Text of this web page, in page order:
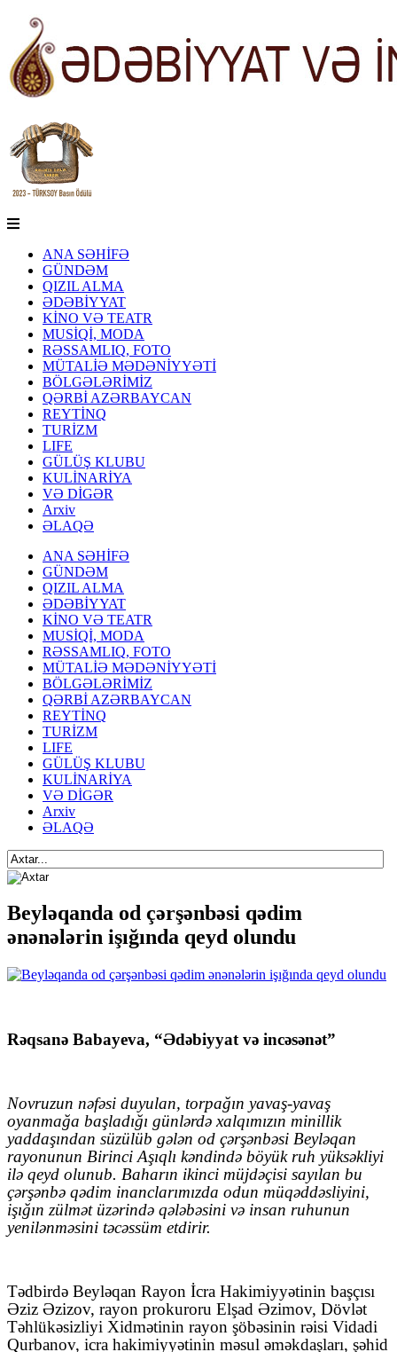
ANA SƏHİFƏ
GÜNDƏM
QIZIL ALMA
ƏDƏBİYYAT
KİNO VƏ TEATR
MUSİQİ, MODA
RƏSSAMLIQ, FOTO
MÜTALİƏ MƏDƏNİYYƏTİ
BÖLGƏLƏRİMİZ
QƏRBİ AZƏRBAYCAN
REYTİNQ
TURİZM
LIFE
GÜLÜŞ KLUBU
KULİNARİYA
VƏ DİGƏR
Arxiv
ƏLAQƏ
ANA SƏHİFƏ
GÜNDƏM
QIZIL ALMA
ƏDƏBİYYAT
KİNO VƏ TEATR
MUSİQİ, MODA
RƏSSAMLIQ, FOTO
MÜTALİƏ MƏDƏNİYYƏTİ
BÖLGƏLƏRİMİZ
QƏRBİ AZƏRBAYCAN
REYTİNQ
TURİZM
LIFE
GÜLÜŞ KLUBU
KULİNARİYA
VƏ DİGƏR
Arxiv
ƏLAQƏ
Beyləqanda od çərşənbəsi qədim
ənənələrin işığında qeyd olundu
Rəqsanə Babayeva, “Ədəbiyyat və incəsənət”
Novruzun nəfəsi duyulan, torpağın yavaş-yavaş
oyanmağa başladığı günlərdə xalqımızın minillik
yaddaşından süzülüb gələn od çərşənbəsi Beyləqan
rayonunun Birinci Aşıqlı kəndində böyük ruh yüksəkliyi
ilə qeyd olunub. Baharın ikinci müjdəçisi sayılan bu
çərşənbə qədim inanclarımızda odun müqəddəsliyini,
işığın zülmət üzərində qələbəsini və insan ruhunun
yenilənməsini təcəssüm etdirir.
Tədbirdə Beyləqan Rayon İcra Hakimiyyətinin başçısı
Əziz Əzizov, rayon prokuroru Elşad Əzimov, Dövlət
Təhlükəsizliyi Xidmətinin rayon şöbəsinin rəisi Vidadi
Qurbanov, icra hakimiyyətinin məsul əməkdaşları, şəhid